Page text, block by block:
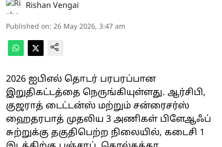
Rishan Vengai
Published on: 26 May 2026, 3:47 am
2026 ஐபிஎல் தொடர் பரபரப்பான
இறுதிகட்டத்தை நெருங்கியுள்ளது. ஆர்சிபி,
குஜராத் டைட்டன்ஸ் மற்றும் சன்ரைசர்ஸ்
ஹைதரபாத் முதலிய 3 அணிகள் பிளேஆஃப்
சுற்றுக்கு தகுதிபெற்ற நிலையில், கடைசி 1